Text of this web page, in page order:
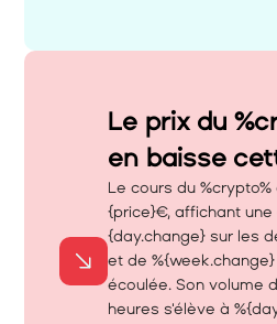
Le prix du
en baisse
Le cours du
{price}€, affichant une
{day.change} sur les
et de
écoulée. Son volume
heures s'élève à